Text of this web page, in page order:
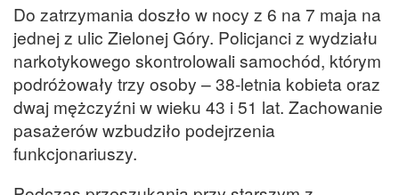
Do zatrzymania doszło w nocy z 6 na 7 maja na
jednej z ulic Zielonej Góry. Policjanci z wydziału
narkotykowego skontrolowali samochód, którym
podróżowały trzy osoby – 38-letnia kobieta oraz
dwaj mężczyźni w wieku 43 i 51 lat. Zachowanie
pasażerów wzbudziło podejrzenia
funkcjonariuszy.